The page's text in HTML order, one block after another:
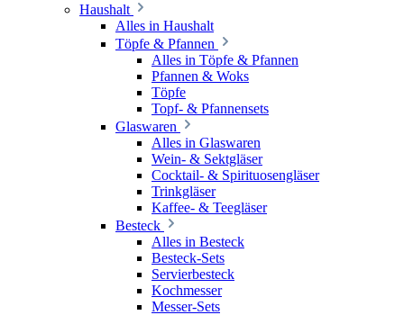
Haushalt
Alles in Haushalt
Töpfe & Pfannen
Alles in Töpfe & Pfannen
Pfannen & Woks
Töpfe
Topf- & Pfannensets
Glaswaren
Alles in Glaswaren
Wein- & Sektgläser
Cocktail- & Spirituosengläser
Trinkgläser
Kaffee- & Teegläser
Besteck
Alles in Besteck
Besteck-Sets
Servierbesteck
Kochmesser
Messer-Sets